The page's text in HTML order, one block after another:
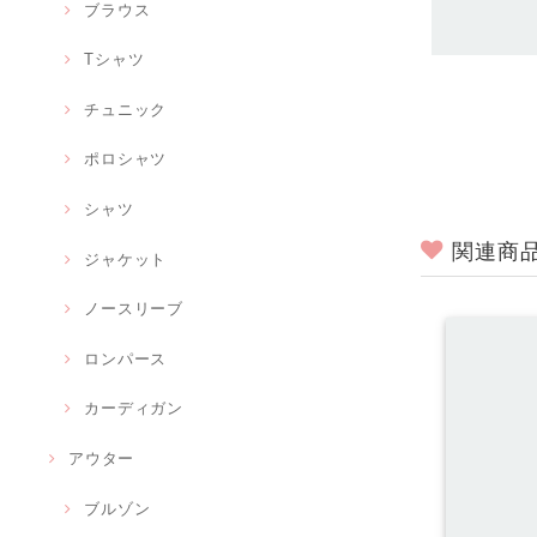
ブラウス
Tシャツ
チュニック
ポロシャツ
シャツ
ジャケット
ノースリーブ
ロンパース
カーディガン
アウター
ブルゾン
関連商